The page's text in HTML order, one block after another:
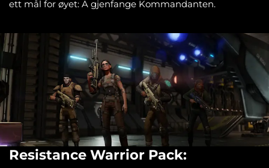
ett mål for øyet: Å gjenfange Kommandanten.
Resistance Warrior Pack: